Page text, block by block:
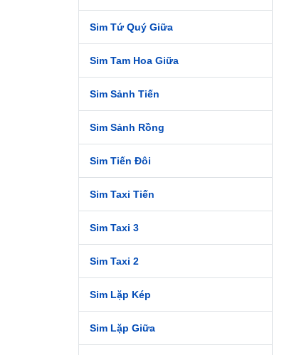
Sim Tứ Quý Giữa
Sim Tam Hoa Giữa
Sim Sảnh Tiến
Sim Sảnh Rồng
Sim Tiến Đôi
Sim Taxi Tiến
Sim Taxi 3
Sim Taxi 2
Sim Lặp Kép
Sim Lặp Giữa